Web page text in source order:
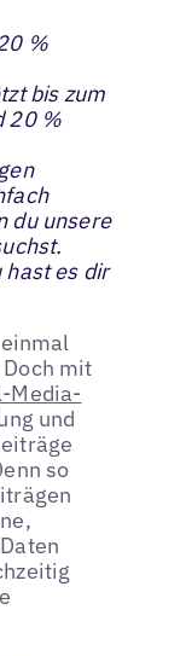
%
bis zum
20 %
du unsere
hast es dir
mit
Media-
und
so